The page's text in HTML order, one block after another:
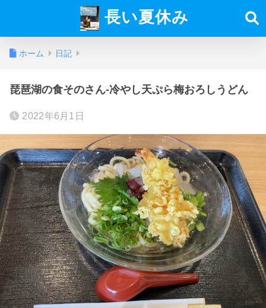
長い夏休み
ホーム 日記
琵琶湖の食そのさん-冷やし天ぷら梅おろしうどん
2022年6月1日